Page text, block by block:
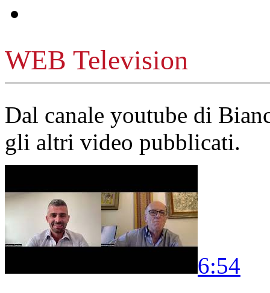
WEB Television
Dal canale youtube di
gli altri video pubblicati.
6:54